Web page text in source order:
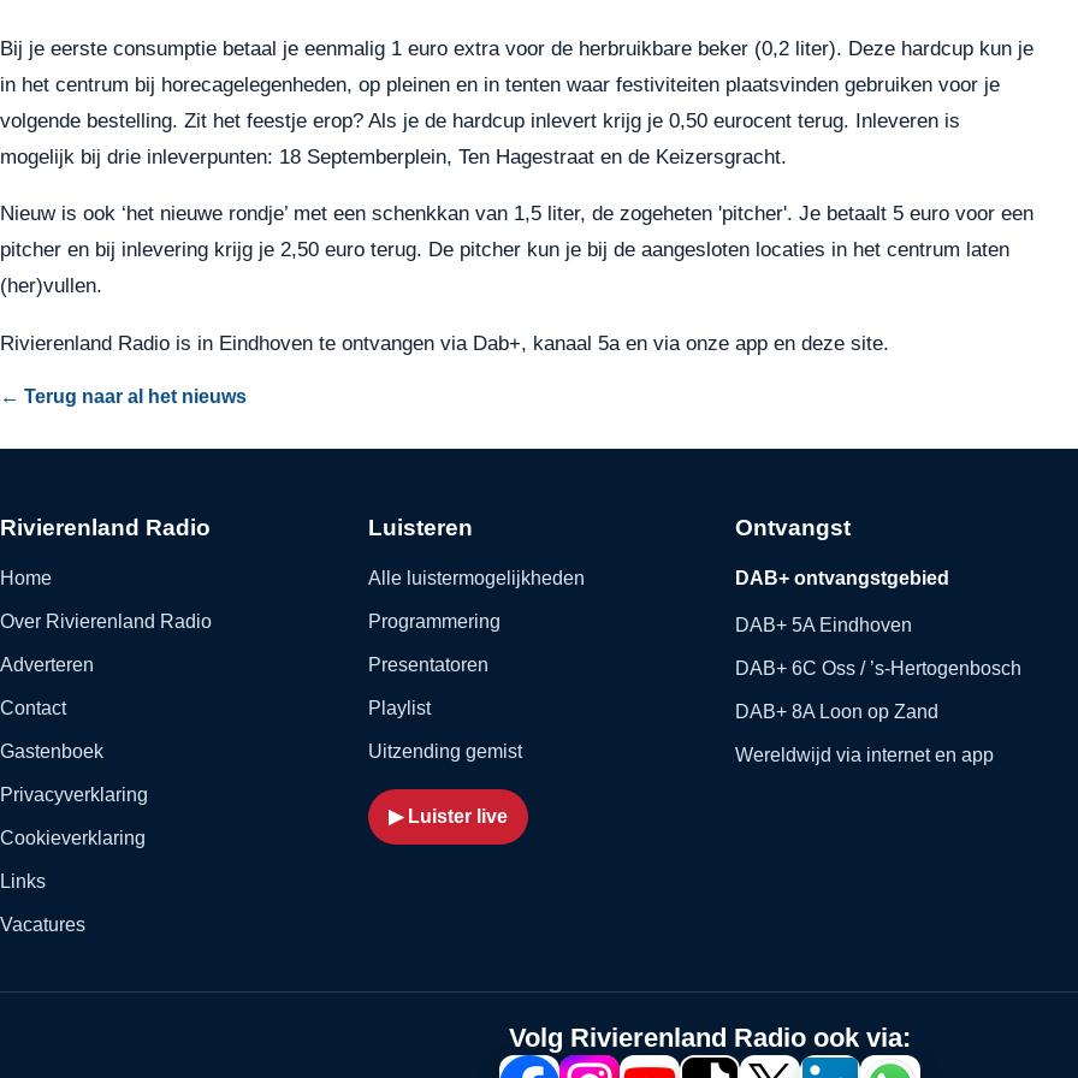
Bij je eerste consumptie betaal je eenmalig 1 euro extra voor de herbruikbare beker (0,2 liter). Deze hardcup kun je
in het centrum bij horecagelegenheden, op pleinen en in tenten waar festiviteiten plaatsvinden gebruiken voor je
volgende bestelling. Zit het feestje erop? Als je de hardcup inlevert krijg je 0,50 eurocent terug. Inleveren is
mogelijk bij drie inleverpunten: 18 Septemberplein, Ten Hagestraat en de Keizersgracht.
Nieuw is ook ‘het nieuwe rondje’ met een schenkkan van 1,5 liter, de zogeheten 'pitcher'. Je betaalt 5 euro voor een
pitcher en bij inlevering krijg je 2,50 euro terug. De pitcher kun je bij de aangesloten locaties in het centrum laten
(her)vullen.
Rivierenland Radio is in Eindhoven te ontvangen via Dab+, kanaal 5a en via onze app en deze site.
← Terug naar al het nieuws
Rivierenland Radio
Home
Over Rivierenland Radio
Adverteren
Contact
Gastenboek
Privacyverklaring
Cookieverklaring
Links
Vacatures
Luisteren
Alle luistermogelijkheden
Programmering
Presentatoren
Playlist
Uitzending gemist
▶ Luister live
Ontvangst
DAB+ ontvangstgebied
DAB+ 5A Eindhoven
DAB+ 6C Oss / ’s-Hertogenbosch
DAB+ 8A Loon op Zand
Wereldwijd via internet en app
Volg Rivierenland Radio ook via: